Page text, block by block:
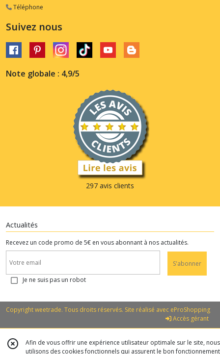
Téléphone
Suivez nous
Note globale : 4,9/5
297 avis clients
Actualités
Recevez un code promo de 5€ en vous abonnant à nos actualités.
S'abonner
Je ne suis pas un robot
Copyright weetrade. Tous droits réservés. Site réalisé avec eProShopping
Accès gérant
Afin de vous offrir une expérience utilisateur optimale sur le site, nous
utilisons des cookies fonctionnels qui assurent le bon fonctionnement